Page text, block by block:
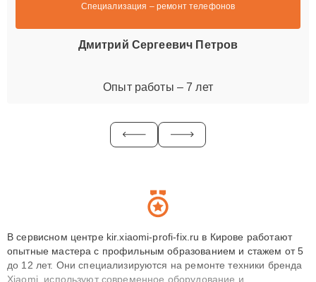
Специализация – ремонт телефонов
Дмитрий Сергеевич Петров
Опыт работы – 7 лет
В сервисном центре kir.xiaomi-profi-fix.ru в Кирове работают
опытные мастера с профильным образованием и стажем от 5
до 12 лет. Они специализируются на ремонте техники бренда
Xiaomi, используют современное оборудование и